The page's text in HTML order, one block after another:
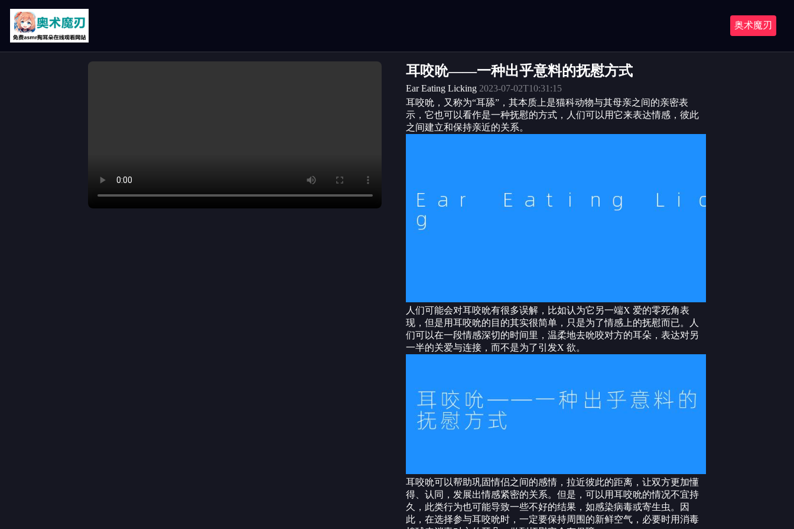
奥术魔刃
耳咬吮——一种出乎意料的抚慰方式
Ear Eating Licking 2023-07-02T10:31:15
耳咬吮，又称为“耳舔”，其本质上是猫科动物与其母亲之间的亲密表
示，它也可以看作是一种抚慰的方式，人们可以用它来表达情感，彼此
之间建立和保持亲近的关系。
人们可能会对耳咬吮有很多误解，比如认为它另一端X 爱的零死角表
现，但是用耳咬吮的目的其实很简单，只是为了情感上的抚慰而已。人
们可以在一段情感深切的时间里，温柔地去吮咬对方的耳朵，表达对另
一半的关爱与连接，而不是为了引发X 欲。
耳咬吮可以帮助巩固情侣之间的感情，拉近彼此的距离，让双方更加懂
得、认同，发展出情感紧密的关系。但是，可以用耳咬吮的情况不宜持
久，此类行为也可能导致一些不好的结果，如感染病毒或寄生虫。因
此，在选择参与耳咬吮时，一定要保持周围的新鲜空气，必要时用消毒